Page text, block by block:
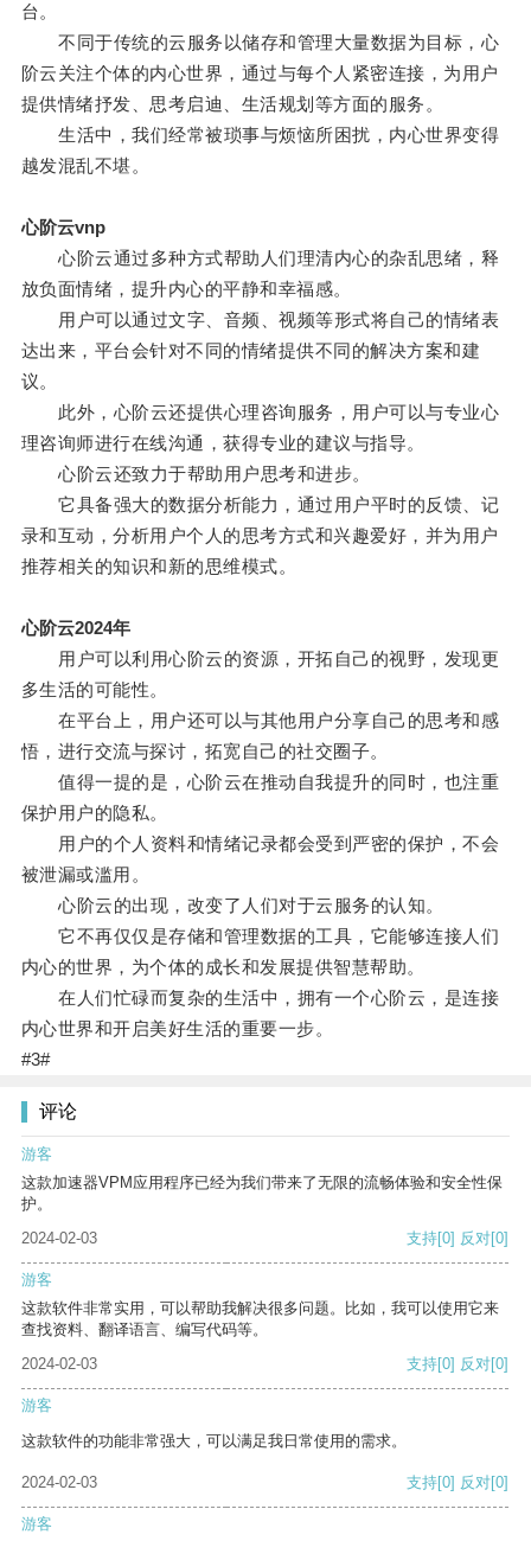
台。
不同于传统的云服务以储存和管理大量数据为目标，心
阶云关注个体的内心世界，通过与每个人紧密连接，为用户
提供情绪抒发、思考启迪、生活规划等方面的服务。
生活中，我们经常被琐事与烦恼所困扰，内心世界变得
越发混乱不堪。
心阶云vnp
心阶云通过多种方式帮助人们理清内心的杂乱思绪，释
放负面情绪，提升内心的平静和幸福感。
用户可以通过文字、音频、视频等形式将自己的情绪表
达出来，平台会针对不同的情绪提供不同的解决方案和建
议。
此外，心阶云还提供心理咨询服务，用户可以与专业心
理咨询师进行在线沟通，获得专业的建议与指导。
心阶云还致力于帮助用户思考和进步。
它具备强大的数据分析能力，通过用户平时的反馈、记
录和互动，分析用户个人的思考方式和兴趣爱好，并为用户
推荐相关的知识和新的思维模式。
心阶云2024年
用户可以利用心阶云的资源，开拓自己的视野，发现更
多生活的可能性。
在平台上，用户还可以与其他用户分享自己的思考和感
悟，进行交流与探讨，拓宽自己的社交圈子。
值得一提的是，心阶云在推动自我提升的同时，也注重
保护用户的隐私。
用户的个人资料和情绪记录都会受到严密的保护，不会
被泄漏或滥用。
心阶云的出现，改变了人们对于云服务的认知。
它不再仅仅是存储和管理数据的工具，它能够连接人们
内心的世界，为个体的成长和发展提供智慧帮助。
在人们忙碌而复杂的生活中，拥有一个心阶云，是连接
内心世界和开启美好生活的重要一步。
#3#
评论
游客
这款加速器VPM应用程序已经为我们带来了无限的流畅体验和安全性保
护。
2024-02-03
支持[0] 反对[0]
游客
这款软件非常实用，可以帮助我解决很多问题。比如，我可以使用它来
查找资料、翻译语言、编写代码等。
2024-02-03
支持[0] 反对[0]
游客
这款软件的功能非常强大，可以满足我日常使用的需求。
2024-02-03 支持[0] 反对[0]
游客